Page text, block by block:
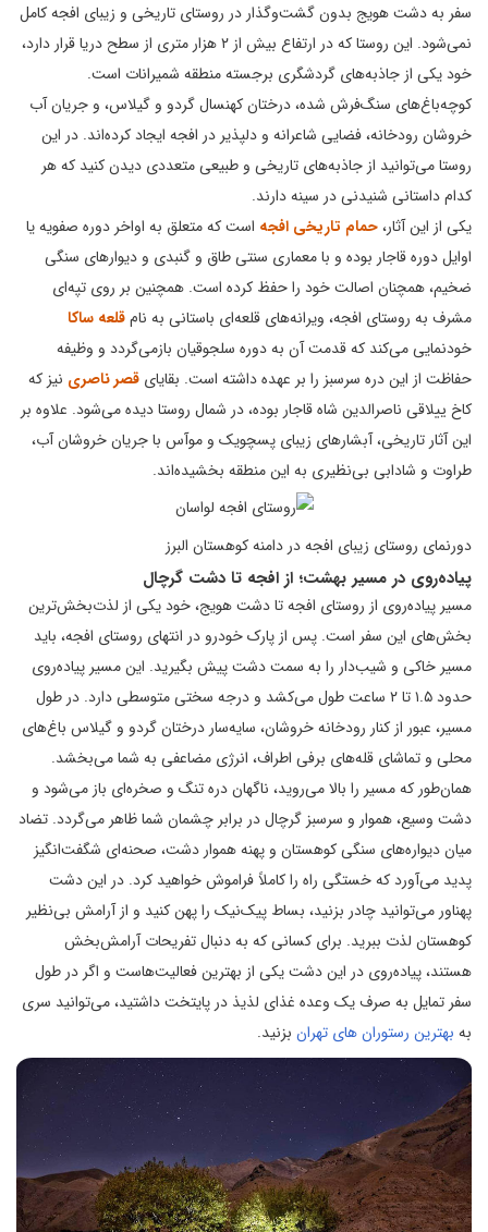
سفر به دشت هویج بدون گشت‌وگذار در روستای تاریخی و زیبای افجه کامل
نمی‌شود. این روستا که در ارتفاع بیش از ۲ هزار متری از سطح دریا قرار دارد،
خود یکی از جاذبه‌های گردشگری برجسته منطقه شمیرانات است.
کوچه‌باغ‌های سنگ‌فرش شده، درختان کهنسال گردو و گیلاس، و جریان آب
خروشان رودخانه، فضایی شاعرانه و دلپذیر در افجه ایجاد کرده‌اند. در این
روستا می‌توانید از جاذبه‌های تاریخی و طبیعی متعددی دیدن کنید که هر
کدام داستانی شنیدنی در سینه دارند.
یکی از این آثار،حمام تاریخی افجه است که متعلق به اواخر دوره صفویه یا
اوایل دوره قاجار بوده و با معماری سنتی طاق و گنبدی و دیوارهای سنگی
ضخیم، همچنان اصالت خود را حفظ کرده است. همچنین بر روی تپه‌ای
مشرف به روستای افجه، ویرانه‌های قلعه‌ای باستانی به نامقلعه ساکا
خودنمایی می‌کند که قدمت آن به دوره سلجوقیان بازمی‌گردد و وظیفه
حفاظت از این دره سرسبز را بر عهده داشته است. بقایای قصر ناصری نیز که
کاخ ییلاقی ناصرالدین شاه قاجار بوده، در شمال روستا دیده می‌شود. علاوه بر
این آثار تاریخی، آبشارهای زیبای پسچویک و موآس با جریان خروشان آب،
طراوت و شادابی بی‌نظیری به این منطقه بخشیده‌اند.
دورنمای روستای زیبای افجه در دامنه کوهستان البرز
پیاده‌روی در مسیر بهشت؛ از افجه تا دشت گرچال
مسیر پیاده‌روی از روستای افجه تا دشت هویج، خود یکی از لذت‌بخش‌ترین
بخش‌های این سفر است. پس از پارک خودرو در انتهای روستای افجه، باید
مسیر خاکی و شیب‌دار را به سمت دشت پیش بگیرید. این مسیر پیاده‌روی
حدود ۱.۵ تا ۲ ساعت طول می‌کشد و درجه سختی متوسطی دارد. در طول
مسیر، عبور از کنار رودخانه خروشان، سایه‌سار درختان گردو و گیلاس باغ‌های
محلی و تماشای قله‌های برفی اطراف، انرژی مضاعفی به شما می‌بخشد.
همان‌طور که مسیر را بالا می‌روید، ناگهان دره تنگ و صخره‌ای باز می‌شود و
دشت وسیع، هموار و سرسبز گرچال در برابر چشمان شما ظاهر می‌گردد. تضاد
میان دیواره‌های سنگی کوهستان و پهنه هموار دشت، صحنه‌ای شگفت‌انگیز
پدید می‌آورد که خستگی راه را کاملاً فراموش خواهید کرد. در این دشت
پهناور می‌توانید چادر بزنید، بساط پیک‌نیک را پهن کنید و از آرامش بی‌نظیر
کوهستان لذت ببرید. برای کسانی که به دنبال تفریحات آرامش‌بخش
هستند، پیاده‌روی در این دشت یکی از بهترین فعالیت‌هاست و اگر در طول
سفر تمایل به صرف یک وعده غذای لذیذ در پایتخت داشتید، می‌توانید سری
به بهترین رستوران های تهران بزنید.